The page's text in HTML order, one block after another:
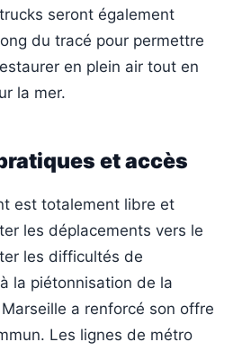
seront également
du tracé pour permettre
en plein air tout en
la mer.
et accès
est totalement libre et
les déplacements vers le
les difficultés de
la piétonnisation de la
a renforcé son offre
Les lignes de métro